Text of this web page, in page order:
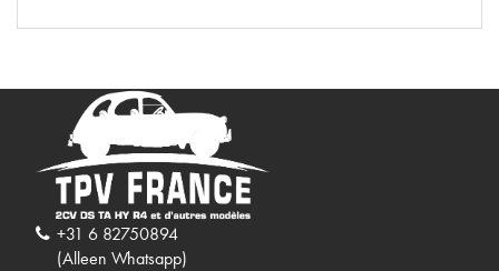
+31 6 82750894
(Alleen Whatsapp)